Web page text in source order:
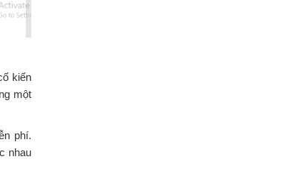
kiến
một
phí.
nhau